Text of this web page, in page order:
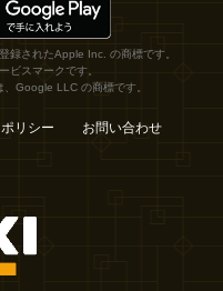
録されたApple Inc. の商標です。
スマークです。
Google LLC の商標です。
リシー お問い合わせ